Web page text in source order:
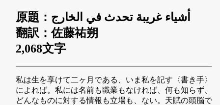
原題：أشياء غريبة تحدث في الخارج
翻訳：佐藤祐朔
2,068文字
私は生を享けて二ヶ月である、いま私を記す〈書き手〉
によれば。私には名前も職業もなければ、何も知らず、
どんなものに対する情報も立場も、ない。天賦の頭脳で